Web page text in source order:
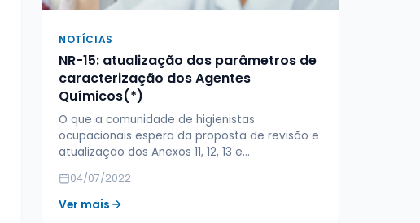
NOTÍCIAS
NR-15: atualização dos parâmetros de
caracterização dos Agentes
Químicos(*)
O que a comunidade de higienistas
ocupacionais espera da proposta de revisão e
atualização dos Anexos 11, 12, 13 e…
04/07/2022
Ver mais